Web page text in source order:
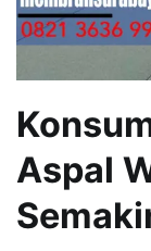
Aspal